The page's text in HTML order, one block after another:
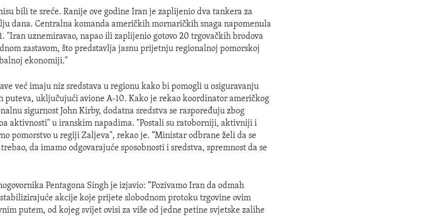
bili te sreće. Ranije ove godine Iran je zaplijenio dva tankera za
dana. Centralna komanda američkih mornaričkih snaga napomenula
"Iran uznemiravao, napao ili zaplijenio gotovo 20 trgovačkih brodova
zastavom, što predstavlja jasnu prijetnju regionalnoj pomorskoj
ekonomiji."
već imaju niz sredstava u regionu kako bi pomogli u osiguravanju
puteva, uključujući avione A-10. Kako je rekao koordinator američkog
sigurnost John Kirby, dodatna sredstva se raspoređuju zbog
aktivnosti" u iranskim napadima. "Postali su ratoborniji, aktivniji i
pomorstvo u regiji Zaljeva", rekao je. “Ministar odbrane želi da se
da imamo odgovarajuće sposobnosti i sredstva, spremnost da se
Pentagona Singh je izjavio: “Pozivamo Iran da odmah
akcije koje prijete slobodnom protoku trgovine ovim
putem, od kojeg svijet ovisi za više od jedne petine svjetske zalihe